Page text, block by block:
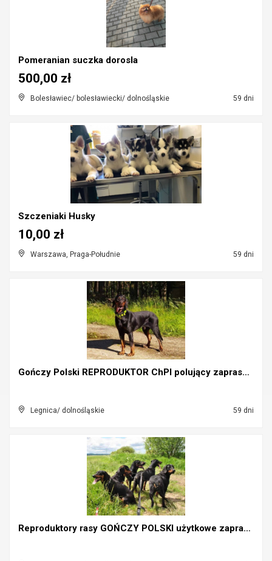
Pomeranian suczka dorosla
Bolesławiec/ bolesławiecki/ dolnośląskie 59 dni
500,00 zł
Szczeniaki Husky
Warszawa, Praga-Południe 59 dni
10,00 zł
Gończy Polski REPRODUKTOR ChPl polujący zaprasza s...
Legnica/ dolnośląskie 59 dni
Reproduktory rasy GOŃCZY POLSKI użytkowe zapraszaj...